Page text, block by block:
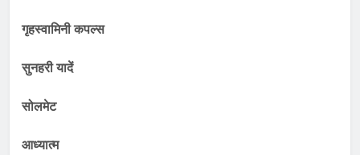
गृहस्वामिनी कपल्स
सुनहरी यादें
सोलमेट
आध्यात्म